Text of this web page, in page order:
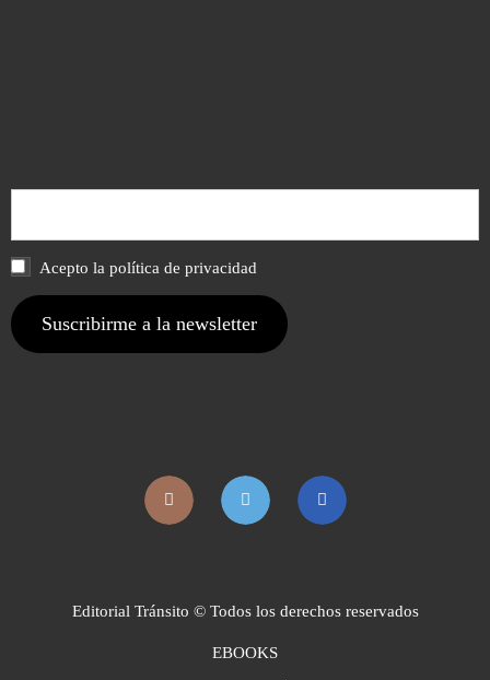
Acepto la política de privacidad
Editorial Tránsito © Todos los derechos reservados
EBOOKS